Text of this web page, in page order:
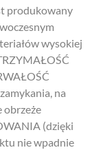
produkowany
wysokiej
na
obrzeże
(dzięki
nie wpadnie